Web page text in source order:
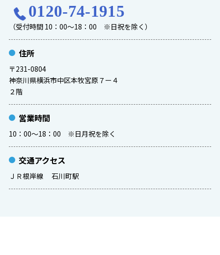
0120-74-1915
（受付時間 10：00～18：00 ※日祝を除く）
住所
〒231-0804
神奈川県横浜市中区本牧宮原７ー４
２階
営業時間
10：00～18：00 ※日月祝を除く
交通アクセス
ＪＲ根岸線 石川町駅